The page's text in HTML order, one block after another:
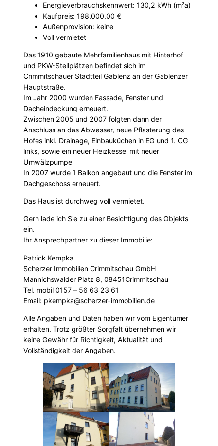
Energieverbrauchskennwert: 130,2 kWh (m²a)
Kaufpreis: 198.000,00 €
Außenprovision: keine
Voll vermietet
Das 1910 gebaute Mehrfamilienhaus mit Hinterhof
und PKW-Stellplätzen befindet sich im
Crimmitschauer Stadtteil Gablenz an der Gablenzer
Hauptstraße.
Im Jahr 2000 wurden Fassade, Fenster und
Dacheindeckung erneuert.
Zwischen 2005 und 2007 folgten dann der
Anschluss an das Abwasser, neue Pflasterung des
Hofes inkl. Drainage, Einbauküchen in EG und 1. OG
links, sowie ein neuer Heizkessel mit neuer
Umwälzpumpe.
In 2007 wurde 1 Balkon angebaut und die Fenster im
Dachgeschoss erneuert.
Das Haus ist durchweg voll vermietet.
Gern lade ich Sie zu einer Besichtigung des Objekts
ein.
Ihr Ansprechpartner zu dieser Immobilie:
Patrick Kempka
Scherzer Immobilien Crimmitschau GmbH
Mannichswalder Platz 8, 08451Crimmitschau
Tel. mobil 0157 – 56 63 23 61
Email: pkempka@scherzer-immobilien.de
Alle Angaben und Daten haben wir vom Eigentümer
erhalten. Trotz größter Sorgfalt übernehmen wir
keine Gewähr für Richtigkeit, Aktualität und
Vollständigkeit der Angaben.